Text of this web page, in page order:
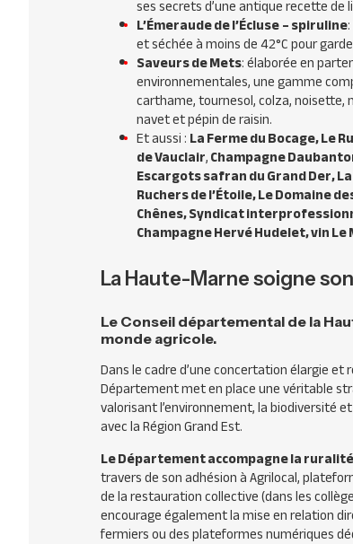
ses secrets d’une antique recette
L’Émeraude de l’Écluse– spiruline
et séchée à moins de 42°C pour
Saveurs de Mets: élaborée en
environnementales, une gamme
carthame, tournesol, colza, noisette,
navet et pépin de raisin.
Et aussi :La Ferme du Bocage, Le
de Vauclair,Champagne
Escargots safran du Grand Der,
Ruchers de l’Étoile, Le Domaine
Chênes, Syndicat
Champagne Hervé Hudelet, vin
La Haute-Marne soigne
Le Conseil départemental de la
monde agricole.
Dans le cadre d’une concertation élargie
Département met en place une véritable
valorisant l’environnement, la biodiversité
avec la Région Grand Est.
Le Département accompagne la ruralité
travers de son adhésion à Agrilocal,
de la restauration collective (dans les
encourage également la mise en relation
fermiers ou des plateformes numériques